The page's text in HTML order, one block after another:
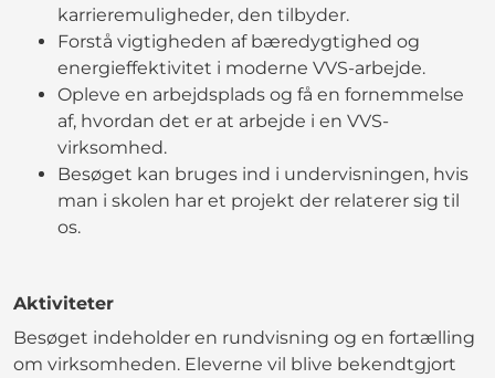
karrieremuligheder, den tilbyder.
Forstå vigtigheden af bæredygtighed og
energieffektivitet i moderne VVS-arbejde.
Opleve en arbejdsplads og få en fornemmelse
af, hvordan det er at arbejde i en VVS-
virksomhed.
Besøget kan bruges ind i undervisningen, hvis
man i skolen har et projekt der relaterer sig til
os.
Aktiviteter
Besøget indeholder en rundvisning og en fortælling
om virksomheden. Eleverne vil blive bekendtgjort